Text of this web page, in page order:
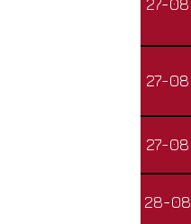
27-08
27-08
27-08
28-08